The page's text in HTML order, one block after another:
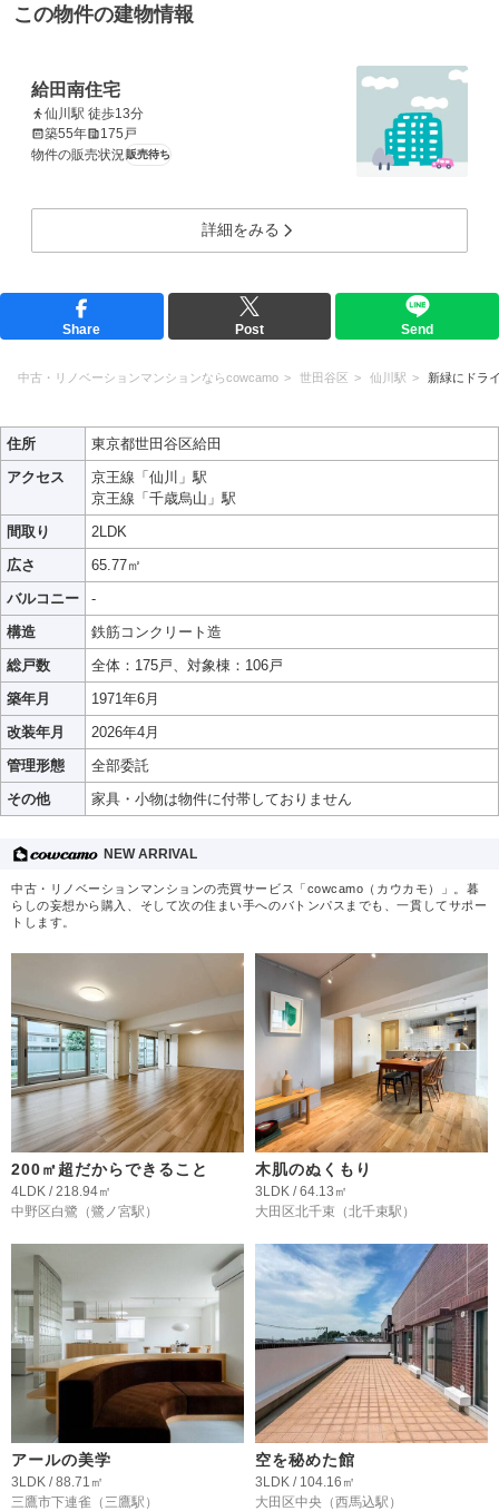
この物件の建物情報
給田南住宅
仙川駅 徒歩13分
築55年
175戸
物件の販売状況 販売待ち
詳細をみる
Share Post Send
中古・リノベーションマンションならcowcamo 世田谷区 仙川駅 新緑にドラ
住所
東京都世田谷区給田
アクセス
京王線「仙川」駅
京王線「千歳烏山」駅
間取り
2LDK
広さ
65.77㎡
バルコニー
-
構造
鉄筋コンクリート造
総戸数
全体：175戸、対象棟：106戸
築年月
1971年6月
改装年月
2026年4月
管理形態
全部委託
その他
家具・小物は物件に付帯しておりません
NEW ARRIVAL
中古・リノベーションマンションの売買サービス「cowcamo（カウカモ）」。暮
らしの妄想から購入、そして次の住まい手へのバトンパスまでも、一貫してサポー
トします。
200㎡超だからできること
4LDK / 218.94㎡
中野区白鷺 （鷺ノ宮駅）
木肌のぬくもり
3LDK / 64.13㎡
大田区北千束 （北千束駅）
アールの美学
3LDK / 88.71㎡
三鷹市下連雀 （三鷹駅）
空を秘めた館
3LDK / 104.16㎡
大田区中央 （西馬込駅）